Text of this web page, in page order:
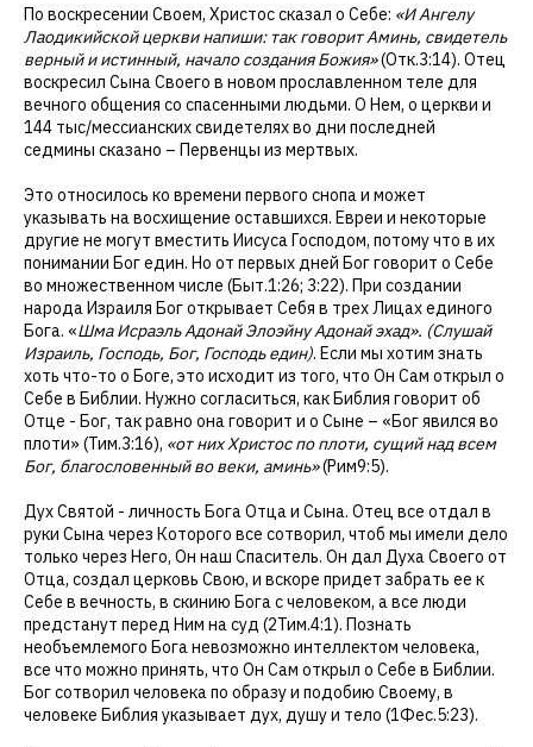
По воскресении Своем, Христос сказал о Себе: «И Ангелу
Лаодикийской церкви напиши: так говорит Аминь, свидетель
верный и истинный, начало создания Божия»(Отк.3:14). Отец
воскресил Сына Своего в новом прославленном теле для
вечного общения со спасенными людьми. О Нем, о церкви и
144 тыс/мессианских свидетелях во дни последней
седмины сказано – Первенцы из мертвых.
Это относилось ко времени первого снопа и может
указывать на восхищение оставшихся. Евреи и некоторые
другие не могут вместить Иисуса Господом, потому что в их
понимании Бог един. Но от первых дней Бог говорит о Себе
во множественном числе (Быт.1:26; 3:22). При создании
народа Израиля Бог открывает Себя в трех Лицах единого
Бога. «Шма Исраэль Адонай Элоэйну Адонай эхад». (Слушай
Израиль, Господь, Бог, Господь един). Если мы хотим знать
хоть что-то о Боге, это исходит из того, что Он Сам открыл о
Себе в Библии. Нужно согласиться, как Библия говорит об
Отце - Бог, так равно она говорит и о Сыне – «Бог явился во
плоти» (Тим.3:16), «от них Христос по плоти, сущий над всем
Бог, благословенный во веки, аминь»(Рим9:5).
Дух Святой - личность Бога Отца и Сына. Отец все отдал в
руки Сына через Которого все сотворил, чтоб мы имели дело
только через Него, Он наш Спаситель. Он дал Духа Своего от
Отца, создал церковь Свою, и вскоре придет забрать ее к
Себе в вечность, в скинию Бога с человеком, а все люди
предстанут перед Ним на суд (2Тим.4:1). Познать
необъемлемого Бога невозможно интеллектом человека,
все что можно принять, что Он Сам открыл о Себе в Библии.
Бог сотворил человека по образу и подобию Своему, в
человеке Библия указывает дух, душу и тело (1Фес.5:23).